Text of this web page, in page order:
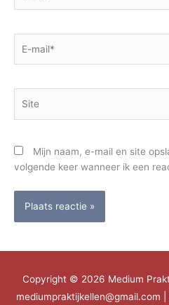
mail*
Mijn naam, e-mail en site
volgende keer wanneer ik een
Copyright © 2026 Medium
mediumpraktijkellen@gmail.com